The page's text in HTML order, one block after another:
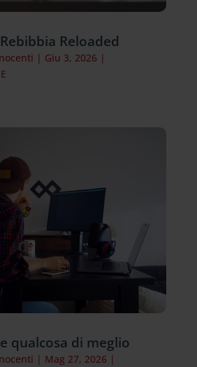
Reloaded
| Giu 3, 2026 |
qualcosa di meglio
| Mag 27, 2026 |